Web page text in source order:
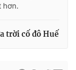
hơn.
trời cố đô Huế